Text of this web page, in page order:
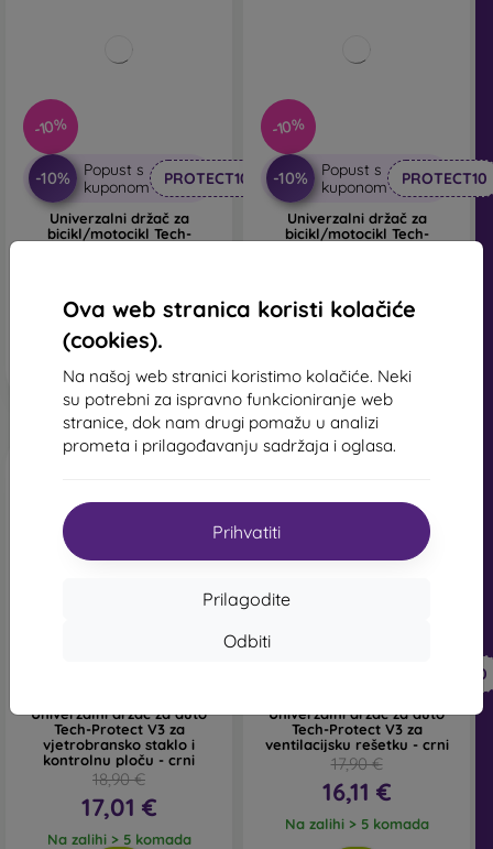
Ova web stranica koristi kolačiće
(cookies).
Na našoj web stranici koristimo kolačiće. Neki
su potrebni za ispravno funkcioniranje web
stranice, dok nam drugi pomažu u analizi
prometa i prilagođavanju sadržaja i oglasa.
Prihvatiti
Prilagodite
Odbiti
-10%
-10%
Popust s
kuponom
PROTECT10
Univerzalni držač za
bicikl/motocikl Tech-
18,81 €
Na zalihi > 5 komada
-10%
-10%
Popust s
kuponom
PROTECT10
Univerzalni držač za
bicikl/motocikl Tech-
19,71 €
Univerzalni držač za auto
Tech-Protect V3 za
vjetrobransko staklo i
kontrolnu ploču - crni
18,90 €
17,01 €
Na zalihi > 5 komada
PROTECT10
Univerzalni držač za auto
Tech-Protect V3 za
ventilacijsku rešetku - crni
17,90 €
16,11 €
Na zalihi > 5 komada